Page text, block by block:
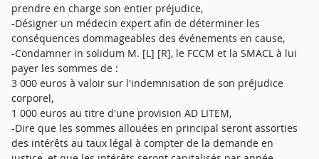
prendre en charge son entier préjudice,
-Désigner un médecin expert afin de déterminer les
conséquences dommageables des événements en cause,
-Condamner in solidum M. [L] [R], le FCCM et la SMACL à lui
payer les sommes de :
3 000 euros à valoir sur l'indemnisation de son préjudice
corporel,
1 000 euros au titre d'une provision AD LITEM,
-Dire que les sommes allouées en principal seront assorties
des intérêts au taux légal à compter de la demande en